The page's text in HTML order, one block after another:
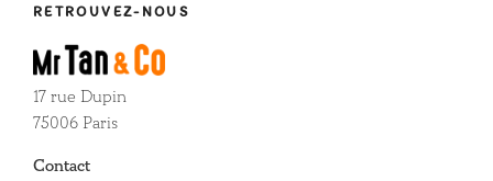
RETROUVEZ-NOUS
17 rue Dupin
75006 Paris
Contact